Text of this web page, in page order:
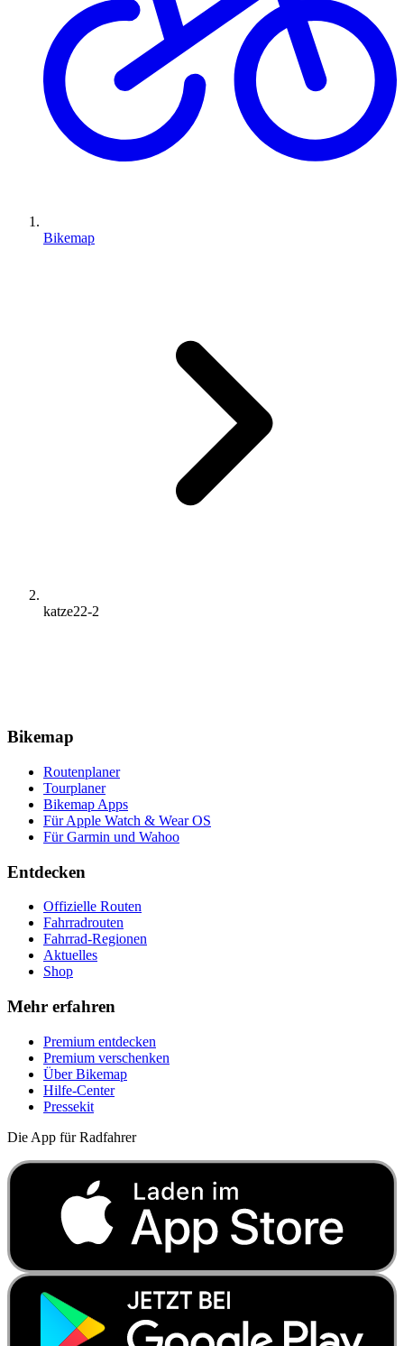
Bikemap
katze22-2
Bikemap
Routenplaner
Tourplaner
Bikemap Apps
Für Apple Watch & Wear OS
Für Garmin und Wahoo
Entdecken
Offizielle Routen
Fahrradrouten
Fahrrad-Regionen
Aktuelles
Shop
Mehr erfahren
Premium entdecken
Premium verschenken
Über Bikemap
Hilfe-Center
Pressekit
Die App für Radfahrer